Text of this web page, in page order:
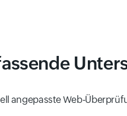
angepasste Web-